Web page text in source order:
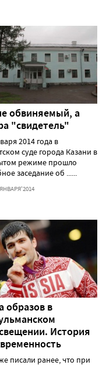
обвиняемый, а
"свидетель"
2014 года в
суде города Казани в
режиме прошло
заседание об ......
образов в
История
писали ранее, что при